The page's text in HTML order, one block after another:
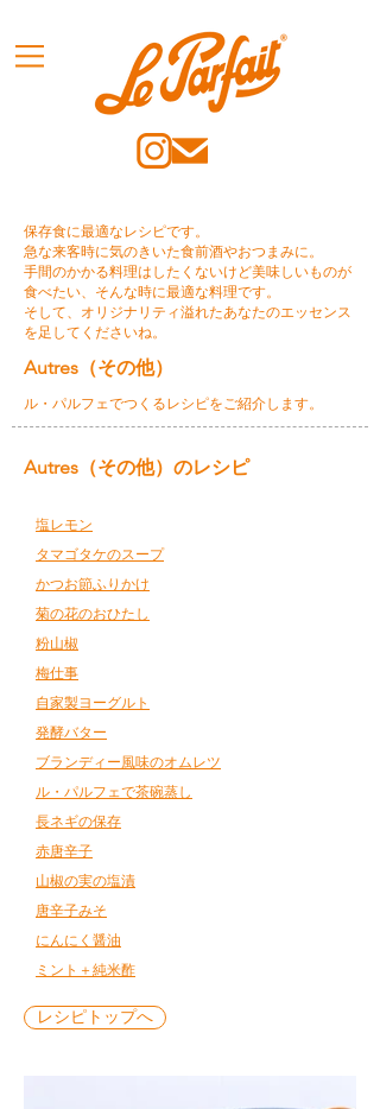
保存食に最適なレシピです。
急な来客時に気のきいた食前酒やおつまみに。
手間のかかる料理はしたくないけど美味しいものが
食べたい、そんな時に最適な料理です。
そして、オリジナリティ溢れたあなたのエッセンス
を足してくださいね。
Autres（その他）
ル・パルフェでつくるレシピをご紹介します。
Autres（その他）のレシピ
塩レモン
タマゴタケのスープ
かつお節ふりかけ
菊の花のおひたし
粉山椒
梅仕事
自家製ヨーグルト
発酵バター
ブランディー風味のオムレツ
ル・パルフェで茶碗蒸し
長ネギの保存
赤唐辛子
山椒の実の塩漬
唐辛子みそ
にんにく醤油
ミント＋純米酢
レシピトップへ